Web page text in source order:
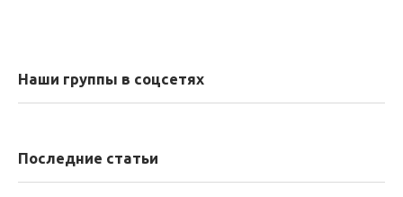
Наши группы в соцсетях
Последние статьи